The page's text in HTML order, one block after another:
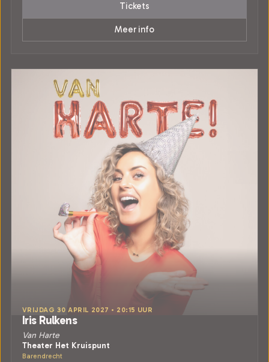
Tickets
Meer info
VRIJDAG 30 APRIL 2027 • 20:15 UUR
Iris Rulkens
Van Harte
Theater Het Kruispunt
Barendrecht